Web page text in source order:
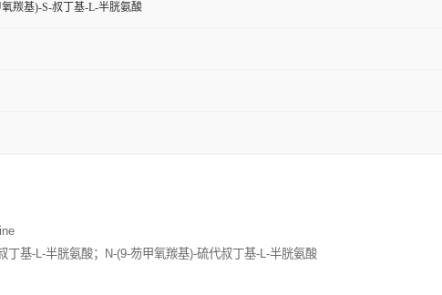
羰基)-S-叔丁基-L-半胱氨酸
基-L-半胱氨酸；N-(9-芴甲氧羰基)-硫代叔丁基-L-半胱氨酸